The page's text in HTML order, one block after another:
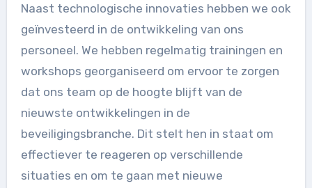
Naast technologische innovaties hebben we ook
geïnvesteerd in de ontwikkeling van ons
personeel. We hebben regelmatig trainingen en
workshops georganiseerd om ervoor te zorgen
dat ons team op de hoogte blijft van de
nieuwste ontwikkelingen in de
beveiligingsbranche. Dit stelt hen in staat om
effectiever te reageren op verschillende
situaties en om te gaan met nieuwe